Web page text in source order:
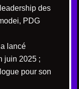
des
PDG
lancé
juin 2025 ;
pour son